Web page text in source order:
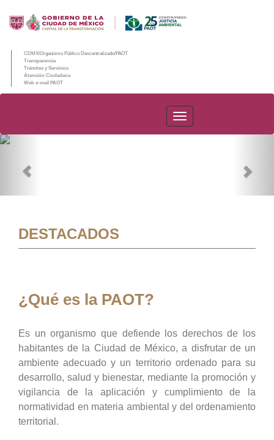
CDMX/Organismo Público Descentralizado/PAOT
Transparencia
Trámites y Servicios
Atención Ciudadana
Web e-mail PAOT
PAOT
DESTACADOS
¿Qué es la PAOT?
Es un organismo que defiende los derechos de los
habitantes de la Ciudad de México, a disfrutar de un
ambiente adecuado y un territorio ordenado para su
desarrollo, salud y bienestar, mediante la promoción y
vigilancia de la aplicación y cumplimiento de la
normatividad en materia ambiental y del ordenamiento
territorial.